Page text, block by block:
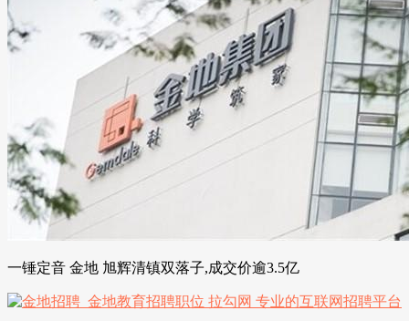
一锤定音 金地 旭辉清镇双落子,成交价逾3.5亿